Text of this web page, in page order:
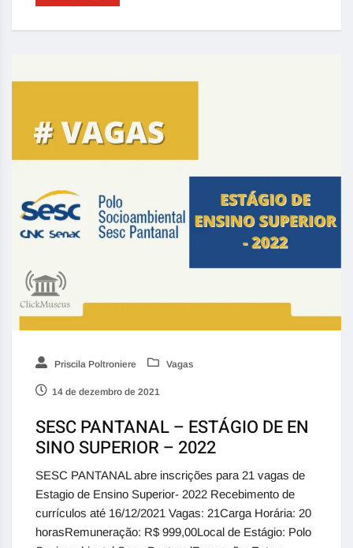
Priscila Poltroniere Vagas
14 de dezembro de 2021
SESC PANTANAL – ESTÁGIO DE EN
SINO SUPERIOR – 2022
SESC PANTANAL abre inscrições para 21 vagas de
Estagio de Ensino Superior- 2022 Recebimento de
currículos até 16/12/2021 Vagas: 21Carga Horária: 20
horasRemuneração: R$ 999,00Local de Estágio: Polo